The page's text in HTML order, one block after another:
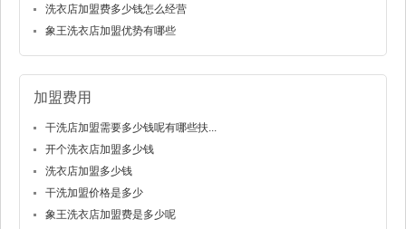
洗衣店加盟费多少钱怎么经营
象王洗衣店加盟优势有哪些
加盟费用
干洗店加盟需要多少钱呢有哪些扶...
开个洗衣店加盟多少钱
洗衣店加盟多少钱
干洗加盟价格是多少
象王洗衣店加盟费是多少呢